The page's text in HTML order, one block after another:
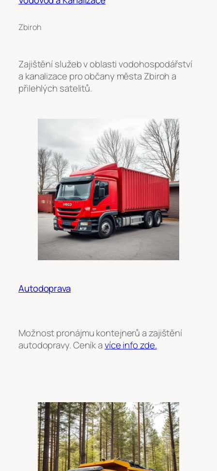
Zbiroh
Zajištění služeb v oblasti vodohospodářství
a kanalizace pro občany města Zbiroh a
přilehlých satelitů.
Autodoprava
Možnost pronájmu kontejnerů a zajištění
autodopravy. Ceník avíce info zde.